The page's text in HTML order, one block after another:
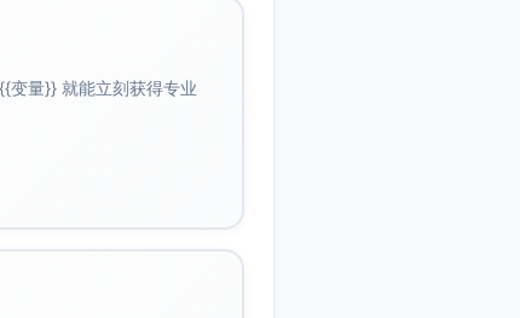
变量}} 就能立刻获得专业